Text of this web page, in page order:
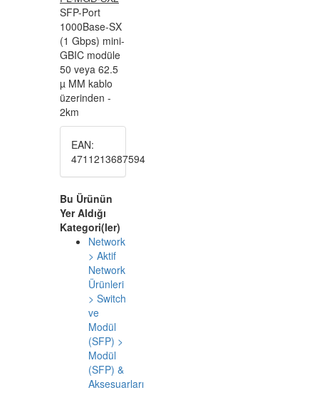
PL-MGB-SX2
SFP-Port
1000Base-SX
(1 Gbps) mini-
GBIC modüle
50 veya 62.5
µ MM kablo
üzerinden -
2km
EAN:
4711213687594
Bu Ürünün
Yer Aldığı
Kategori(ler)
Network
> Aktif
Network
Ürünleri
> Switch
ve
Modül
(SFP) >
Modül